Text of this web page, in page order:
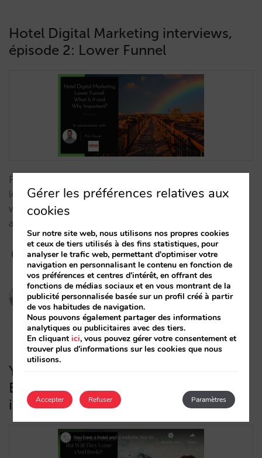
Hotel Digital Marketing interviews,
épisode 2: Lower Funnel
Pau Siquier and Trevor Grant look specifically at the
lower funnel: What is it, why is it so important and
why is it possibly the most effective way of traffic
acquisition for the hotels.…
Pau Siquier
27/09/2022
You Might Have Built It, But Will They
Book? Hotel Digital Marketing
interviews, épisode 1
Gérer les préférences relatives aux
cookies
Sur notre site web, nous utilisons nos propres cookies
et ceux de tiers utilisés à des fins statistiques, pour
analyser le trafic web, permettant d'optimiser votre
navigation en personnalisant le contenu en fonction de
vos préférences et centres d'intérêt, en offrant des
fonctions de médias sociaux et en vous montrant de la
publicité personnalisée basée sur un profil créé à partir
de vos habitudes de navigation.
Nous pouvons également partager des informations
analytiques ou publicitaires avec des tiers.
En cliquantici, vous pouvez gérer votre consentement et
trouver plus d'informations sur les cookies que nous
utilisons.
Accepter Paramètres
Refuser